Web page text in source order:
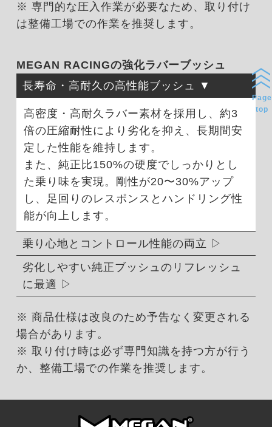
※ 専門的な圧入作業が必要なため、取り付け
は整備工場での作業を推奨します。
MEGAN RACINGの強化ラバーブッシュ
長寿命・高耐久の高性能ブッシュ
高密度・高耐久ラバー素材を採用し、約3
倍の圧縮耐性により劣化を抑え、長期間安
定した性能を維持します。
また、純正比150%の硬度でしっかりとし
た乗り味を実現。剛性が20〜30%アップ
し、足回りのレスポンスとハンドリング性
能が向上します。
乗り心地とコントロール性能の両立
劣化しやすい純正ブッシュのリフレッシュ
に最適
※ 商品仕様は改良のため予告なく変更される
場合があります。
※ 取り付け時は必ず専門知識を持つ方が行う
か、整備工場での作業を推奨します。
Page
top